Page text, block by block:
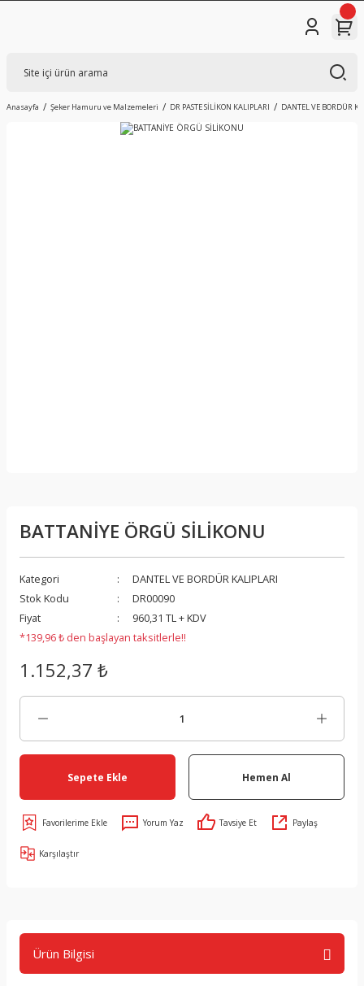
Anasayfa Şeker Hamuru ve Malzemeleri DR PASTE SİLİKON KALIPLARI DANTEL VE BORDÜR
BATTANİYE ÖRGÜ SİLİKONU
Kategori
DANTEL VE BORDÜR KALIPLARI
Stok Kodu
DR00090
Fiyat
960,31 TL + KDV
*139,96 ₺ den başlayan taksitlerle!!
1.152,37 ₺
Sepete Ekle Hemen Al
Yorum Yaz Tavsiye Et Paylaş
Karşılaştır
Ürün Bilgisi